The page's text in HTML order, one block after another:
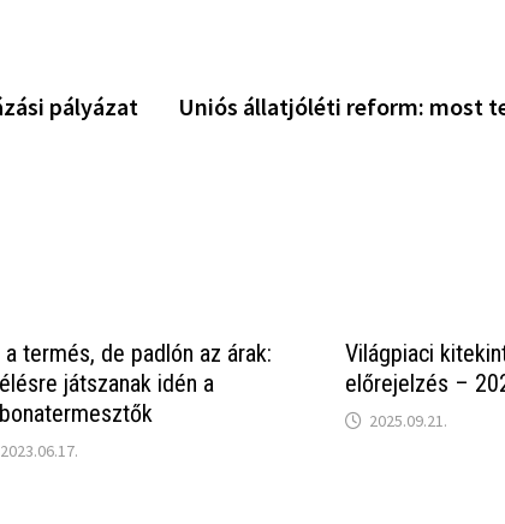
pályázat
Uniós állatjóléti reform: most
termés, de padlón az árak:
játszanak idén a
2023.06.17.
Világpiaci
előrejelzés –
2025.09.21.